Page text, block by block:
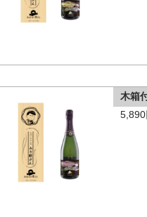
木箱